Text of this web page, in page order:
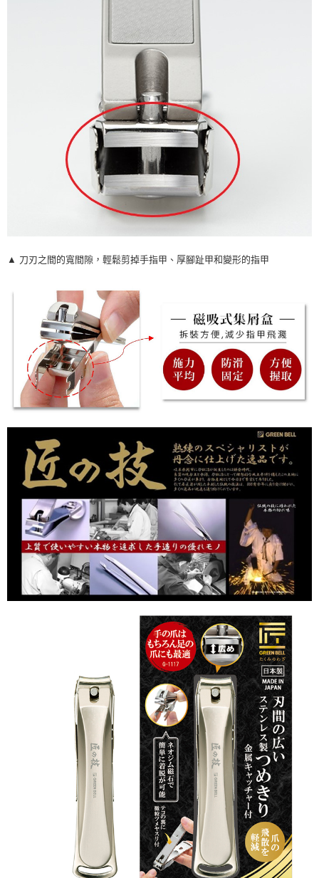
▲ 刀刃之間的寬間隙，輕鬆剪掉手指甲、厚腳趾甲和變形的指甲